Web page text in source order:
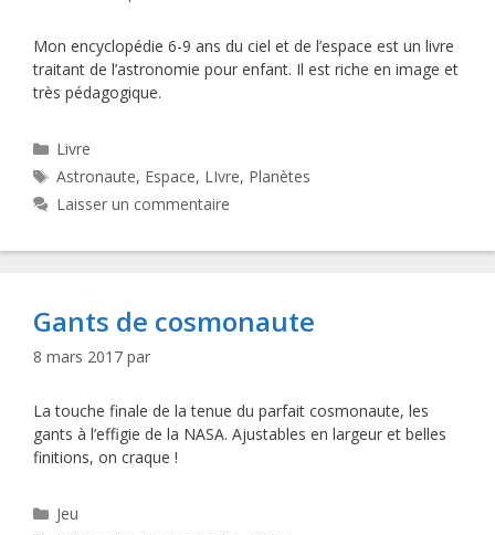
Mon encyclopédie 6-9 ans du ciel et de l’espace est un livre
traitant de l’astronomie pour enfant. Il est riche en image et
très pédagogique.
Catégories
Livre
Étiquettes
Astronaute, Espace, LIvre, Planètes
Laisser un commentaire
Gants de cosmonaute
8 mars 2017 par
La touche finale de la tenue du parfait cosmonaute, les
gants à l’effigie de la NASA. Ajustables en largeur et belles
finitions, on craque !
Catégories
Jeu